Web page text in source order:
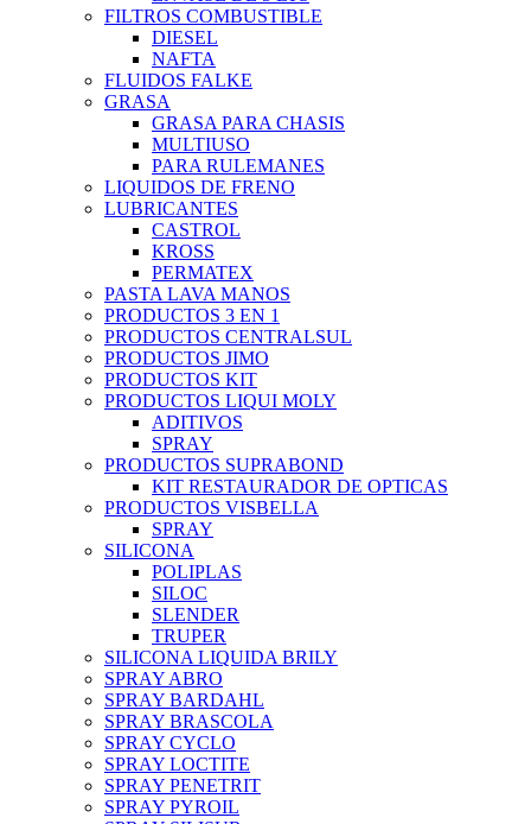
FILTROS COMBUSTIBLE
DIESEL
NAFTA
FLUIDOS FALKE
GRASA
GRASA PARA CHASIS
MULTIUSO
PARA RULEMANES
LIQUIDOS DE FRENO
LUBRICANTES
CASTROL
KROSS
PERMATEX
PASTA LAVA MANOS
PRODUCTOS 3 EN 1
PRODUCTOS CENTRALSUL
PRODUCTOS JIMO
PRODUCTOS KIT
PRODUCTOS LIQUI MOLY
ADITIVOS
SPRAY
PRODUCTOS SUPRABOND
KIT RESTAURADOR DE OPTICAS
PRODUCTOS VISBELLA
SPRAY
SILICONA
POLIPLAS
SILOC
SLENDER
TRUPER
SILICONA LIQUIDA BRILY
SPRAY ABRO
SPRAY BARDAHL
SPRAY BRASCOLA
SPRAY CYCLO
SPRAY LOCTITE
SPRAY PENETRIT
SPRAY PYROIL